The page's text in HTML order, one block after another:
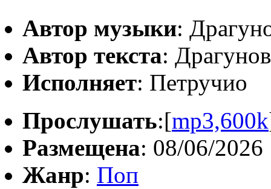
Автор музыки:
Автор текста:
Исполняет: Петручио
Прослушать:[mp3,600k
Размещена: 08/06/2026
Жанр: Поп